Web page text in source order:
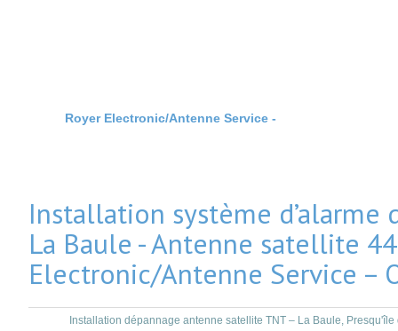
Royer Electronic/Antenne Service -
Installation système d’alarme
La Baule - Antenne satellite
Electronic/Antenne Service –
Installation dépannage antenne satellite TNT – La Baule,